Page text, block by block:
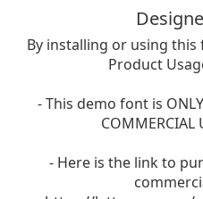
By installing or using
Product
- This demo font is
COMMERCIAL
- Here is the link to